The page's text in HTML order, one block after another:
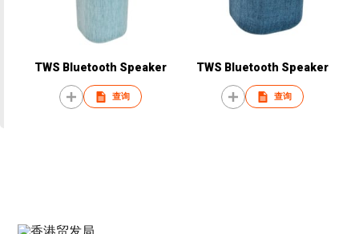
TWS Bluetooth Speaker
查询
TWS Bluetooth Speaker
查询